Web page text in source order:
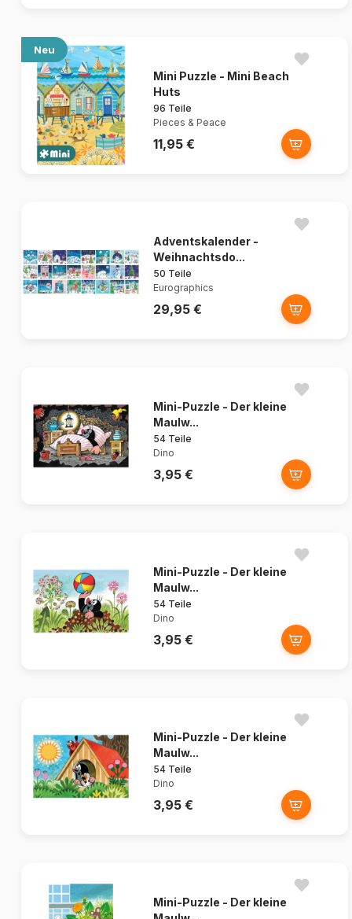
Neu
Mini Puzzle - Mini Beach
Huts
96 Teile
Pieces & Peace
11,95 €
Adventskalender -
Weihnachtsdo...
50 Teile
Eurographics
29,95 €
Mini-Puzzle - Der kleine
Maulw...
54 Teile
Dino
3,95 €
Mini-Puzzle - Der kleine
Maulw...
54 Teile
Dino
3,95 €
Mini-Puzzle - Der kleine
Maulw...
54 Teile
Dino
3,95 €
Mini-Puzzle - Der kleine